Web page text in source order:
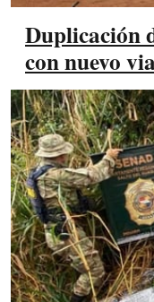
Duplicación
con nuevo